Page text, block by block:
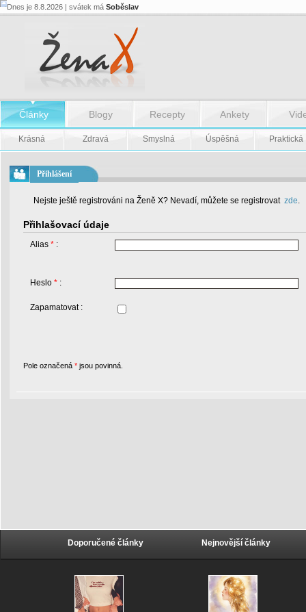
Dnes je 8.8.2026 | svátek má Soběslav
Články Blogy Recepty Ankety
Krásná Zdravá Smyslná Úspěšná Praktická
Přihlášení
Nejste ještě registrováni na Ženě X? Nevadí, můžete se registrovat zde.
Přihlašovací údaje
Alias * :
Heslo * :
Zapamatovat :
Pole označená * jsou povinná.
Doporučené články Nejnovější články